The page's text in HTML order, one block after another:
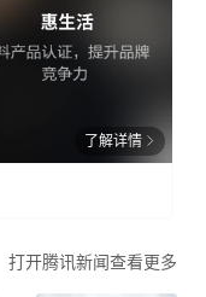
了解详情
打开腾讯新闻查看更多